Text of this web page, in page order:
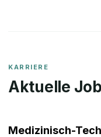
KARRIERE
Aktuelle
Medizinisch-